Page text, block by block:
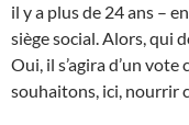
il y a plus de 24 ans –
siège social. Alors, qui
Oui, il s’agira d’un
souhaitons, ici, nourrir